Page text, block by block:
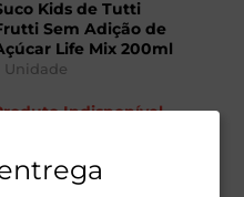
Indisponível
Kids de Tutti
Sem Adição de
Life Mix 200ml
Unidade